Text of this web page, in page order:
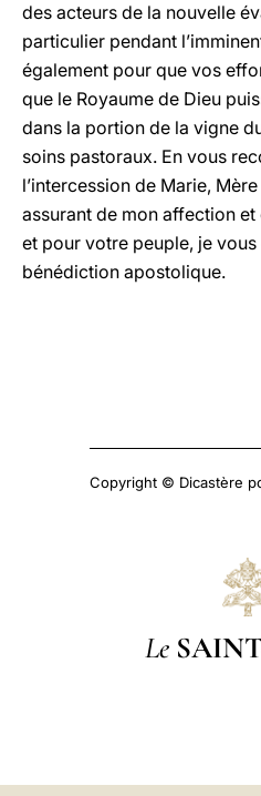
des acteurs de la nouvelle
particulier pendant
également pour que vos
que le Royaume de Dieu
dans la portion de la vigne
soins pastoraux. En vous
l’intercession de Marie,
assurant de mon affection
et pour votre peuple, je
bénédiction apostolique.
Copyright © Dicastère
Le